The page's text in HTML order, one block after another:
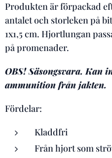
Produkten är förpackad
antalet och storleken på
1x1,5 cm. Hjortlungan
på promenader.
OBS! Säsongsvara. Kan
ammunition från jakten.
Fördelar:
Kladdfri
Från hjort som